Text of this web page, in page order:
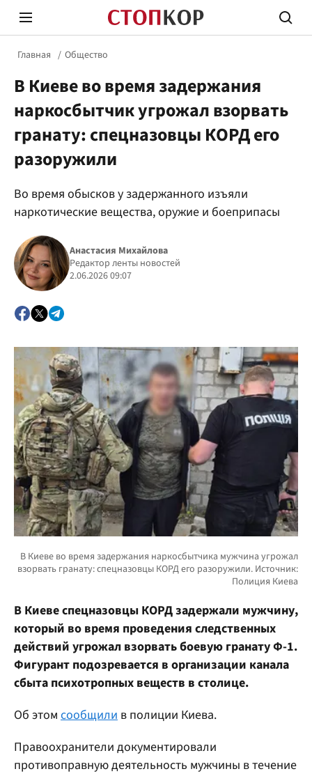
Стоп Политической Коррупции
Политика
Главная Общество
В Киеве во время задержания
наркосбытчик угрожал взорвать
гранату: спецназовцы КОРД его
разоружили
Во время обысков у задержанного изъяли
наркотические вещества, оружие и боеприпасы
Анастасия Михайлова
Редактор ленты новостей
2.06.2026 09:07
В Киеве спецназовцы КОРД задержали мужчину,
который во время проведения следственных
действий угрожал взорвать боевую гранату Ф-1.
Фигурант подозревается в организации канала
сбыта психотропных веществ в столице.
Об этом сообщили в полиции Киева.
Правоохранители документировали
противоправную деятельность мужчины в течение